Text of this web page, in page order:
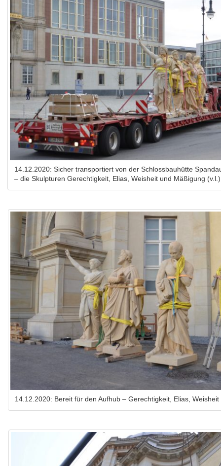
14.12.2020: Sicher transportiert von der Schlossbauhütte
– die Skulpturen Gerechtigkeit, Elias, Weisheit und Mäßigung (v.l.)
14.12.2020: Bereit für den Aufhub – Gerechtigkeit, Elias,